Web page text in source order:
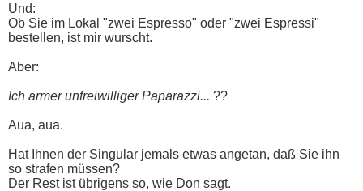
Und:
Ob Sie im Lokal "zwei Espresso" oder "zwei Espressi"
bestellen, ist mir wurscht.
Aber:
Ich armer unfreiwilliger Paparazzi... ??
Aua, aua.
Hat Ihnen der Singular jemals etwas angetan, daß Sie ihn
so strafen müssen?
Der Rest ist übrigens so, wie Don sagt.